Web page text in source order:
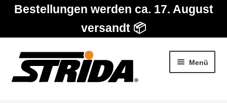
Bestellungen werden ca. 17. August
versandt 📦
Zur
Navigation
springen
Zum
Inhalt
springen
Menü